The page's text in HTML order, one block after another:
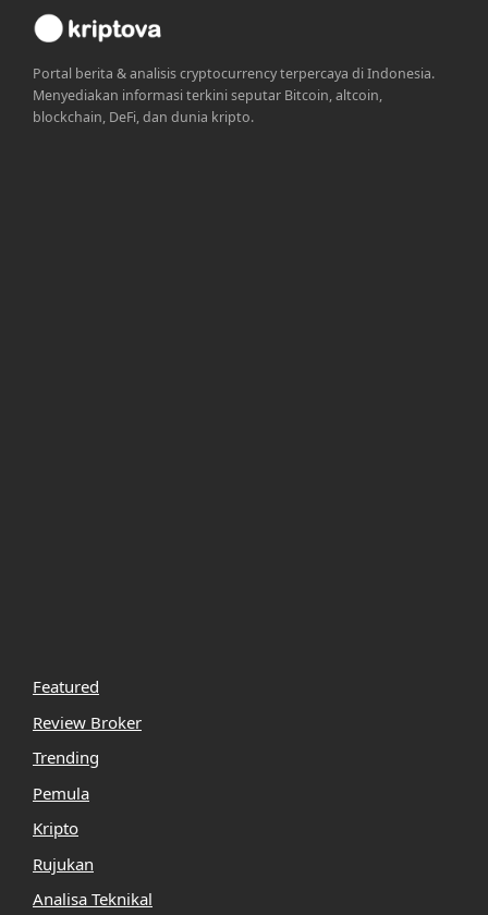
Portal berita & analisis cryptocurrency terpercaya di Indonesia.
Menyediakan informasi terkini seputar Bitcoin, altcoin,
blockchain, DeFi, dan dunia kripto.
Featured
Review Broker
Trending
Pemula
Kripto
Rujukan
Analisa Teknikal